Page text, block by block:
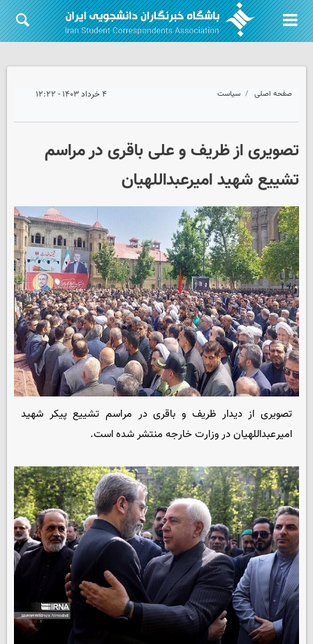
صفحه اصلی سیاست ۴ خرداد ۱۴۰۳ - ۱۲:۲۲
تصویری از ظریف و علی باقری در مراسم
تشییع شهید امیرعبداللهیان
تصویری از دیدار ظریف و باقری در مراسم تشییع پیکر شهید
امیرعبداللهیان در وزارت خارجه منتشر شده است.